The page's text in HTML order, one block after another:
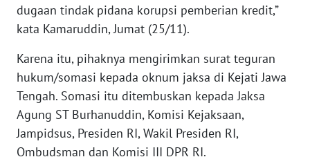
dugaan tindak pidana korupsi pemberian kredit,”
kata Kamaruddin, Jumat (25/11).
Karena itu, pihaknya mengirimkan surat teguran
hukum/somasi kepada oknum jaksa di Kejati Jawa
Tengah. Somasi itu ditembuskan kepada Jaksa
Agung ST Burhanuddin, Komisi Kejaksaan,
Jampidsus, Presiden RI, Wakil Presiden RI,
Ombudsman dan Komisi III DPR RI.
WN
DEPOK
TAPANULI
UTARA
WN
SAMOSIR